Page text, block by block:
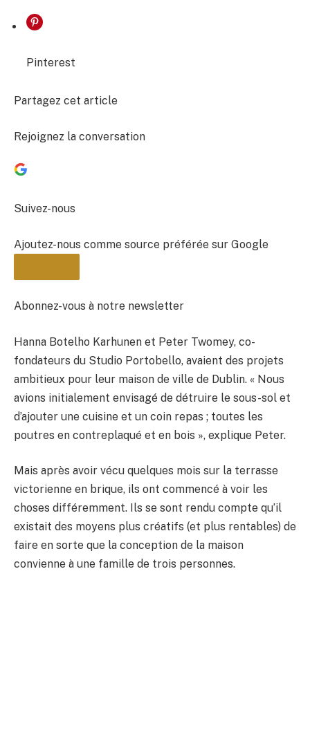
Pinterest
Partagez cet article
Rejoignez la conversation
Suivez-nous
Ajoutez-nous comme source préférée sur Google
BULLETIN
Abonnez-vous à notre newsletter
Hanna Botelho Karhunen et Peter Twomey, co-
fondateurs du Studio Portobello, avaient des projets
ambitieux pour leur maison de ville de Dublin. « Nous
avions initialement envisagé de détruire le sous-sol et
d’ajouter une cuisine et un coin repas ; toutes les
poutres en contreplaqué et en bois », explique Peter.
Mais après avoir vécu quelques mois sur la terrasse
victorienne en brique, ils ont commencé à voir les
choses différemment. Ils se sont rendu compte qu’il
existait des moyens plus créatifs (et plus rentables) de
faire en sorte que la conception de la maison
convienne à une famille de trois personnes.